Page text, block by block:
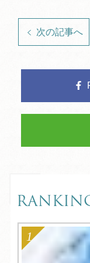
次の記事へ